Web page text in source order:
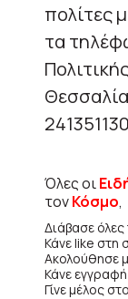
πολίτες
τα
Όλες οι
τονΚόσμο,
Διάβασε όλες
Κάνε like στη
Ακολούθησε
Κάνε
Γίνε μέλος